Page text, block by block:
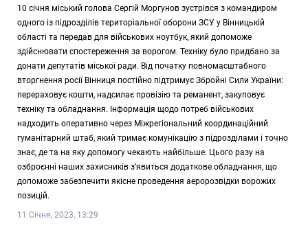
10 січня міський голова Сергій Моргунов зустрівся з командиром
одного із підрозділів територіальної оборони ЗСУ у Вінницькій
області та передав для військових ноутбук, який допоможе
здійснювати спостереження за ворогом. Техніку було придбано за
донати депутатів міської ради. Від початку повномасштабного
вторгнення росії Вінниця постійно підтримує Збройні Сили України:
перераховує кошти, надсилає провізію та реманент, закуповує
техніку та обладнання. Інформація щодо потреб військових
надходить оперативно через Міжрегіональний координаційний
гуманітарний штаб, який тримає комунікацію з підрозділами і точно
знає, де та на яку допомогу чекають найбільше. Цього разу на
озброєнні наших захисників з’явиться додаткове обладнання, що
допоможе забезпечити якісне проведення аеророзвідки ворожих
позицій.
11 Січня, 2023, 13:29